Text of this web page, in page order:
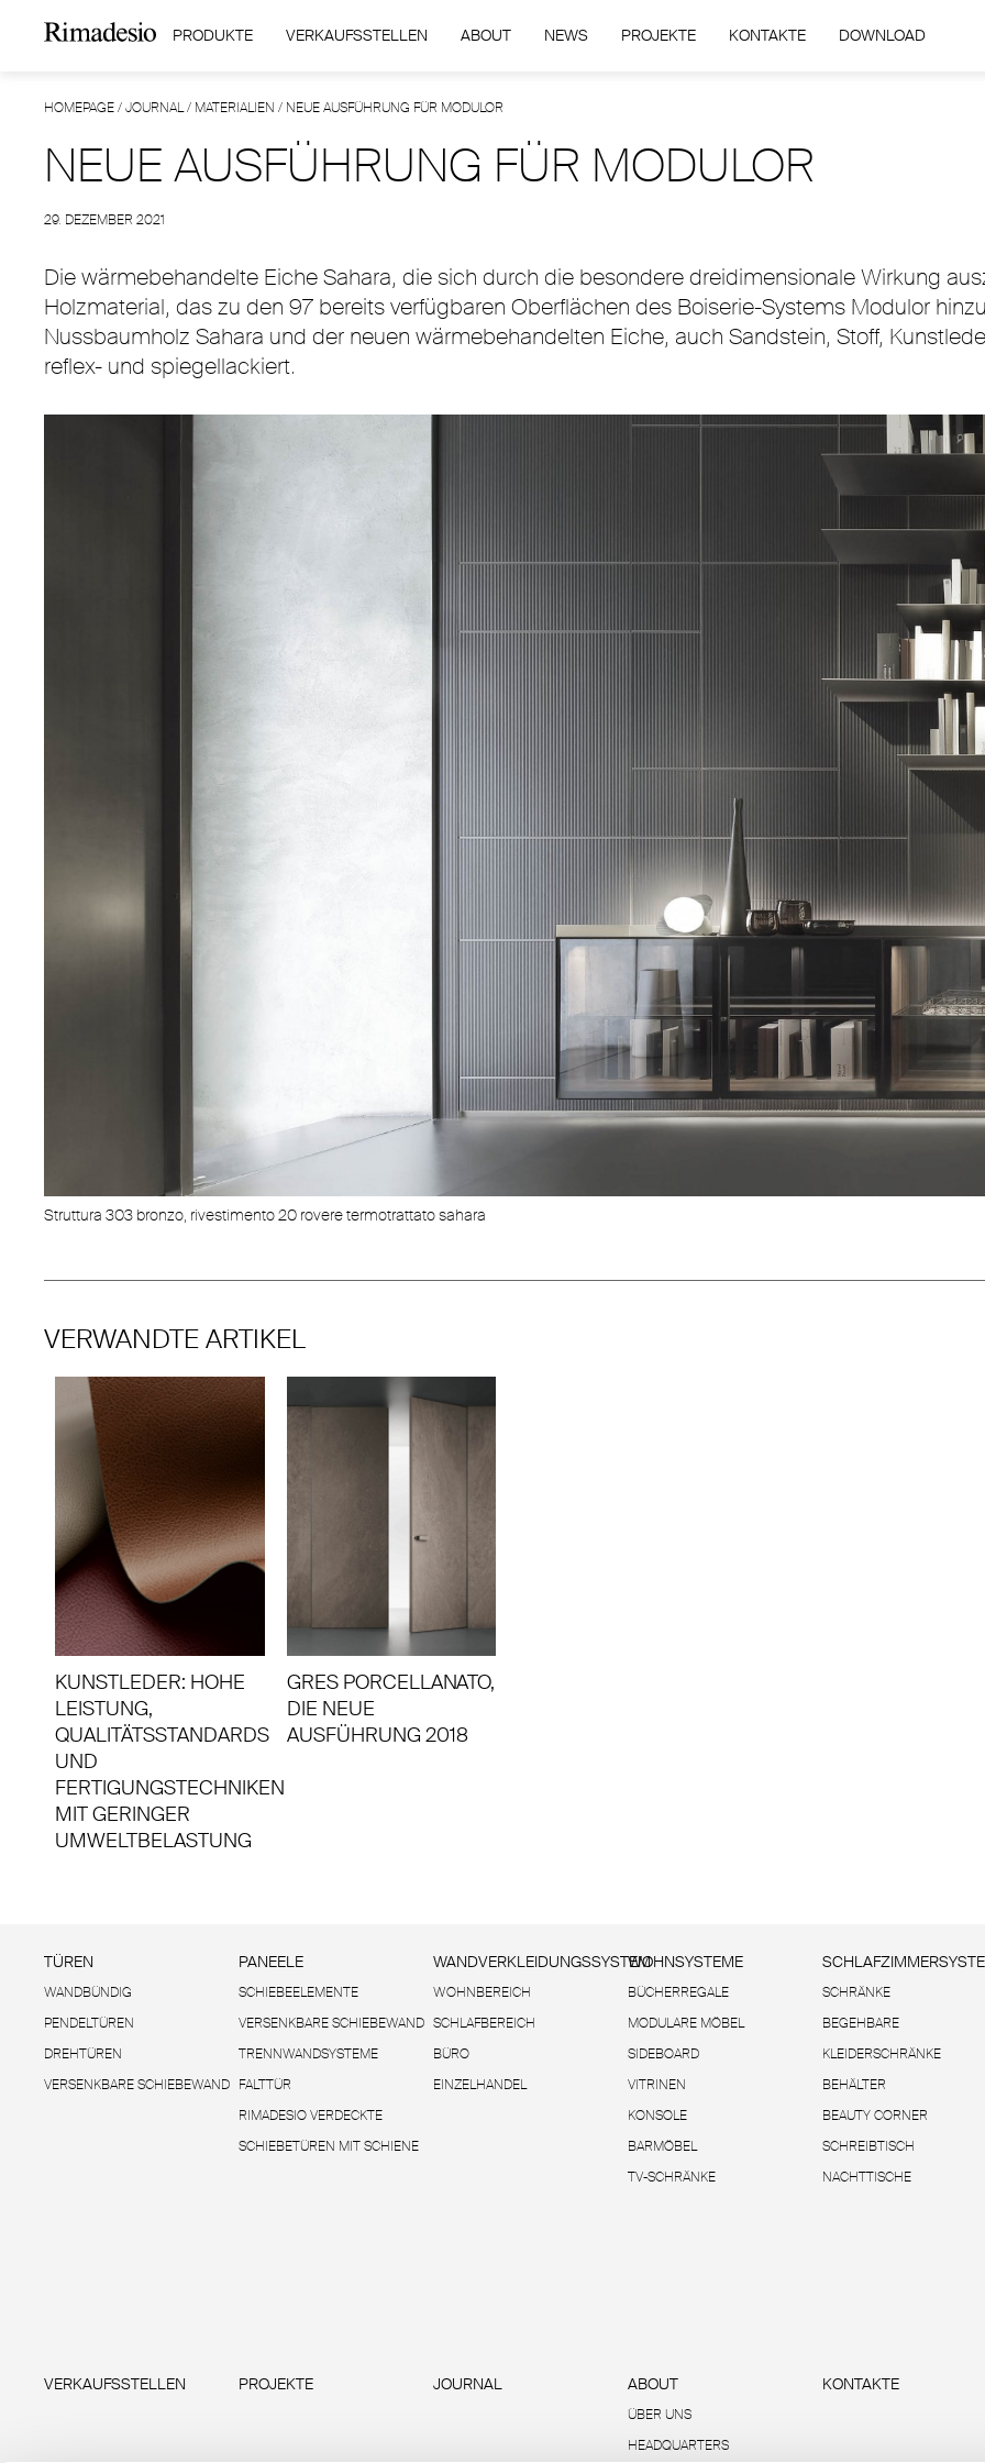
PRODUKTE VERKAUFSSTELLEN ABOUT NEWS PROJEKTE KONTAKTE DOWNLOAD
HOMEPAGE/JOURNAL/ MATERIALIEN / NEUE AUSFÜHRUNG FÜR MODULOR
NEUE AUSFÜHRUNG FÜR MODULOR
29. DEZEMBER 2021
Die wärmebehandelte Eiche Sahara, die sich durch die besondere dreidimensionale Wirkung
Holzmaterial, das zu den 97 bereits verfügbaren Oberflächen des Boiserie-Systems Modulor
Nussbaumholz Sahara und der neuen wärmebehandelten Eiche, auch Sandstein, Stoff,
reflex- und spiegellackiert.
Struttura 303 bronzo, rivestimento 20 rovere termotrattato sahara
VERWANDTE ARTIKEL
KUNSTLEDER: HOHE
LEISTUNG,
QUALITÄTSSTANDARDS
UND
FERTIGUNGSTECHNIKEN
MIT GERINGER
UMWELTBELASTUNG
GRES PORCELLANATO,
DIE NEUE
AUSFÜHRUNG 2018
TÜREN
WANDBÜNDIG
PENDELTÜREN
DREHTÜREN
VERSENKBARE SCHIEBEWAND
PANEELE
SCHIEBEELEMENTE
VERSENKBARE SCHIEBEWAND
TRENNWANDSYSTEME
FALTTÜR
RIMADESIO VERDECKTE
SCHIEBETÜREN MIT SCHIENE
WANDVERKLEIDUNGSSYSTEM
WOHNBEREICH
SCHLAFBEREICH
BÜRO
EINZELHANDEL
WOHNSYSTEME
BÜCHERREGALE
MODULARE MÖBEL
SIDEBOARD
VITRINEN
KONSOLE
BARMÖBEL
TV-SCHRÄNKE
SCHRÄNKE
BEGEHBARE
KLEIDERSCHRÄNKE
BEHÄLTER
BEAUTY CORNER
SCHREIBTISCH
NACHTTISCHE
VERKAUFSSTELLEN PROJEKTE JOURNAL ABOUT
ÜBER UNS
HEADQUARTERS
KONTAKTE